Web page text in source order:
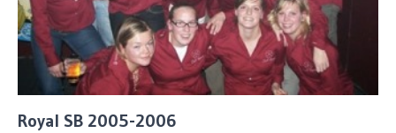
Royal SB 2005-2006